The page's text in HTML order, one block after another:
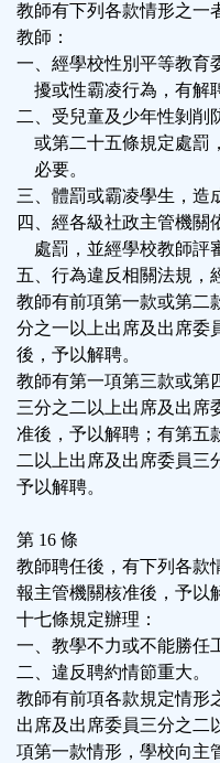
教師有下列各款情形之一
教師：
一、經學校性別平等教育
擾或性霸凌行為，有解
二、受兒童及少年性剝削
或第二十五條規定處罰
必要。
三、體罰或霸凌學生，造
四、經各級社政主管機關
處罰，並經學校教師評
五、行為違反相關法規，
教師有前項第一款或第二
分之一以上出席及出席委
後，予以解聘。
教師有第一項第三款或第
三分之二以上出席及出席
准後，予以解聘；有第五
二以上出席及出席委員三
予以解聘。
第 16 條
教師聘任後，有下列各款
報主管機關核准後，予以
十七條規定辦理：
一、教學不力或不能勝任
二、違反聘約情節重大。
教師有前項各款規定情形
出席及出席委員三分之二
項第一款情形，學校向主